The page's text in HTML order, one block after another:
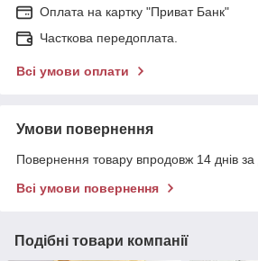
Оплата на картку "Приват Банк"
Часткова передоплата.
Всі умови оплати
Умови повернення
Повернення товару впродовж 14 днів
Всі умови повернення
Подібні товари компанії